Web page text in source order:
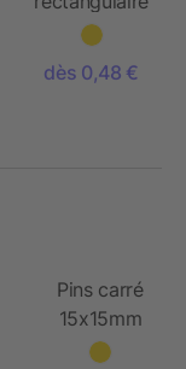
26x14mm
dès 0,48 €
Pins carré
15x15mm